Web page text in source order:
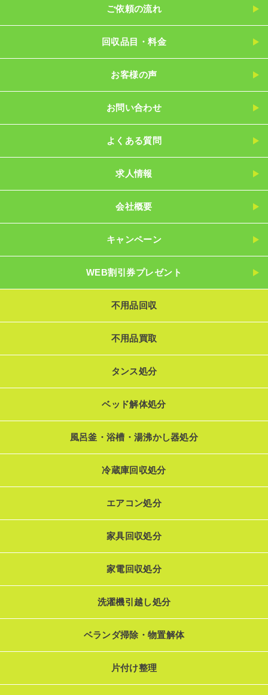
ご依頼の流れ
回収品目・料金
お客様の声
お問い合わせ
よくある質問
求人情報
会社概要
キャンペーン
WEB割引券プレゼント
不用品回収
不用品買取
タンス処分
ベッド解体処分
風呂釜・浴槽・湯沸かし器処分
冷蔵庫回収処分
エアコン処分
家具回収処分
家電回収処分
洗濯機引越し処分
ベランダ掃除・物置解体
片付け整理